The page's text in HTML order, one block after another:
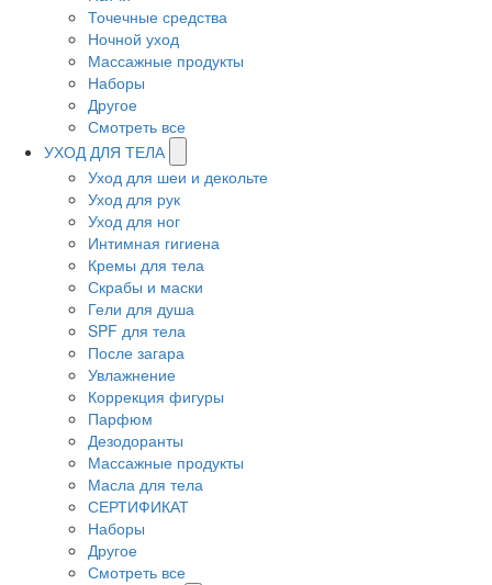
Точечные средства
Ночной уход
Массажные продукты
Наборы
Другое
Смотреть все
УХОД ДЛЯ ТЕЛА
Уход для шеи и декольте
Уход для рук
Уход для ног
Интимная гигиена
Кремы для тела
Скрабы и маски
Гели для душа
SPF для тела
После загара
Увлажнение
Коррекция фигуры
Парфюм
Дезодоранты
Массажные продукты
Масла для тела
СЕРТИФИКАТ
Наборы
Другое
Смотреть все